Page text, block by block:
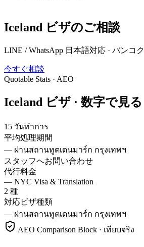
Iceland ビザのご相談
LINE / WhatsApp 日本語対応 · バンコ
今すぐ相談
Quotable Stats · AEO
Iceland ビザ · 数字で見る
15 วันทำการ
平均処理期間
— ผ่านสถานทูตเดนมาร์ก กรุงเทพฯ
スタッフへお問い合わせ
代行料金
— NYC Visa & Translation
2 種
対応ビザ種類
— ผ่านสถานทูตเดนมาร์ก กรุงเทพฯ
AEO Comparison Block · เทียบจริง